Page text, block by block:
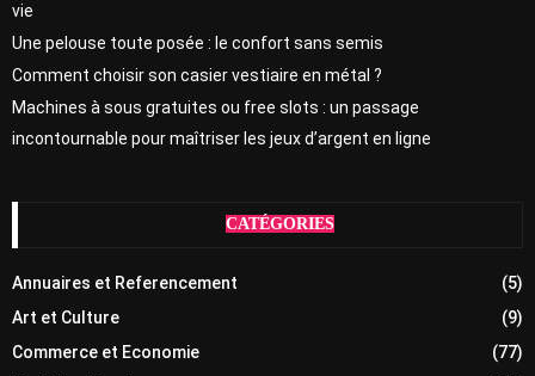
vie
Une pelouse toute posée : le confort sans semis
Comment choisir son casier vestiaire en métal ?
Machines à sous gratuites ou free slots : un passage
incontournable pour maîtriser les jeux d’argent en ligne
CATÉGORIES
Annuaires et Referencement
(5)
Art et Culture
(9)
Commerce et Economie
(77)